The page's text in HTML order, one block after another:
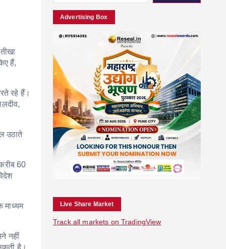
हैं,
रहे हैं।
उठाते
60
माध्यम
नहीं
है।
Advertising Box
Live Share Market
Track all markets on TradingView